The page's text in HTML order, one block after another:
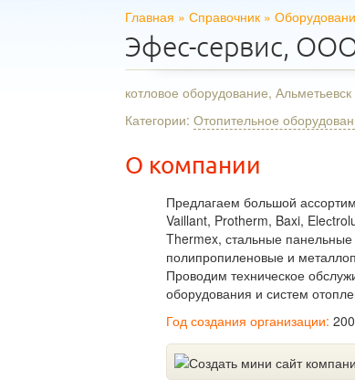
Главная » Справочник »
Эфес-сервис,
котловое оборудование, Альметьевск
Категории: Отопительное
О компании
Предлагаем большой
Vaillant, Protherm, Baxi,
Thermex, стальные
полипропиленовые и
Проводим техническое
оборудования и систем
Год создания организации: